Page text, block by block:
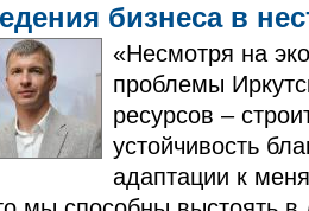
бизнеса в
«Несмотря на
проблемы
ресурсов –
устойчивость
адаптации к